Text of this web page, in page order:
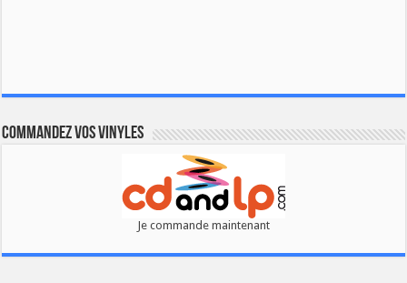
Commandez vos vinyles
Je commande maintenant